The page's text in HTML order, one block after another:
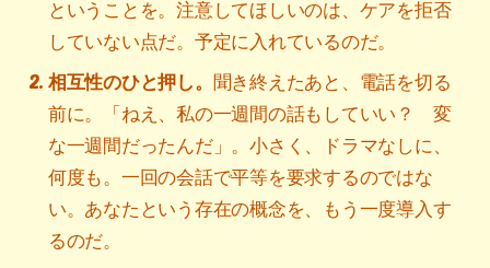
ということを。注意してほしいのは、ケアを拒否
していない点だ。予定に入れているのだ。
相互性のひと押し。 聞き終えたあと、電話を切る
前に。「ねえ、私の一週間の話もしていい？ 変
な一週間だったんだ」。小さく、ドラマなしに、
何度も。一回の会話で平等を要求するのではな
い。あなたという存在の概念を、もう一度導入す
るのだ。